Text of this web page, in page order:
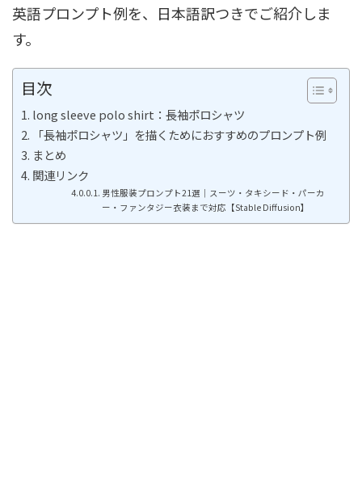
英語プロンプト例を、日本語訳つきでご紹介しま
す。
目次
long sleeve polo shirt：長袖ポロシャツ
「長袖ポロシャツ」を描くためにおすすめのプロンプト例
まとめ
関連リンク
男性服装プロンプト21選｜スーツ・タキシード・パーカ
ー・ファンタジー衣装まで対応【Stable Diffusion】